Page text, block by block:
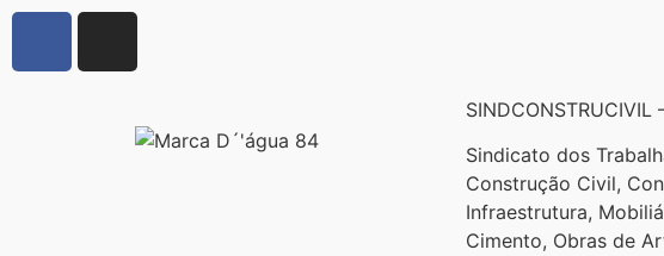
SINDCONSTRUCIVIL
Sindicato dos
Construção Civil,
Infraestrutura,
Cimento, Obras de